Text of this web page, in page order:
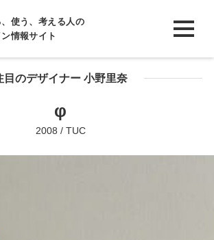
使う、考える人の
情報サイト
目のデザイナー 小野里奈
φ
2008 / TUC